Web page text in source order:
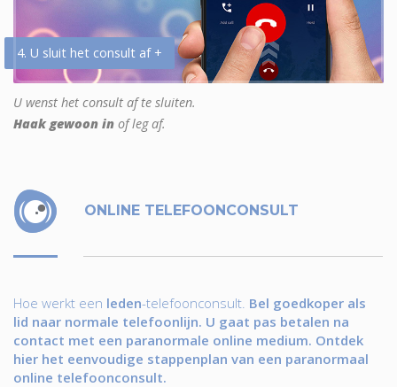
4. U sluit het consult af +
U wenst het consult af te sluiten.
Haak gewoon in of leg af.
ONLINE TELEFOONCONSULT
Hoe werkt een leden-telefoonconsult. Bel goedkoper als
lid naar normale telefoonlijn. U gaat pas betalen na
contact met een paranormale online medium. Ontdek
hier het eenvoudige stappenplan van een paranormaal
online telefoonconsult.